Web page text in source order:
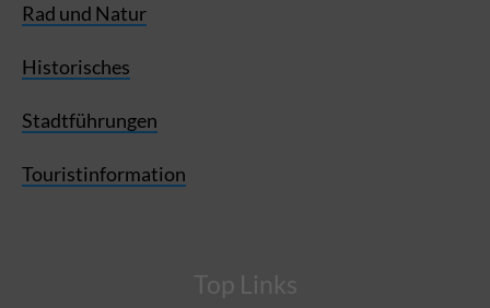
Rad und Natur
Historisches
Stadtführungen
Touristinformation
Top Links